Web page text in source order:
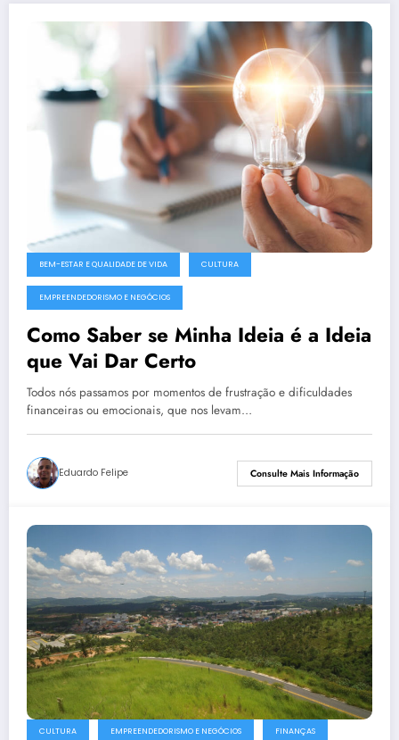
BEM-ESTAR E QUALIDADE DE VIDA CULTURA
EMPREENDEDORISMO E NEGÓCIOS
Como Saber se Minha Ideia é a Ideia
que Vai Dar Certo
Todos nós passamos por momentos de frustração e dificuldades
financeiras ou emocionais, que nos levam…
Eduardo Felipe Consulte Mais Informação
CULTURA EMPREENDEDORISMO E NEGÓCIOS FINANÇAS